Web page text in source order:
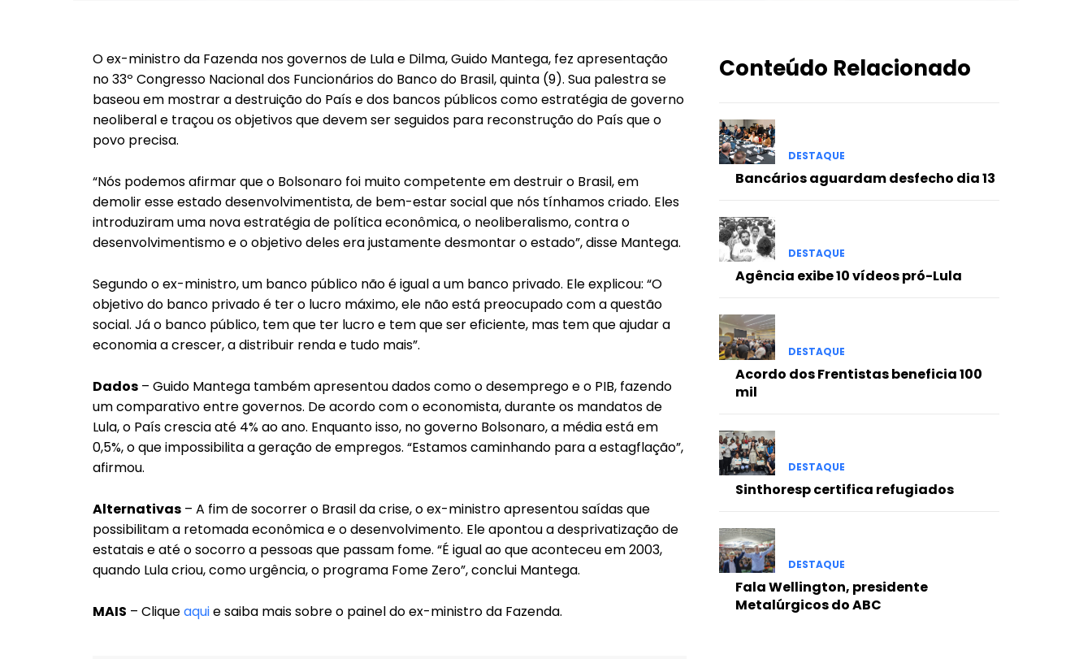
O ex-ministro da Fazenda nos governos de Lula e Dilma, Guido Mantega, fez apresentação
no 33º Congresso Nacional dos Funcionários do Banco do Brasil, quinta (9). Sua palestra se
baseou em mostrar a destruição do País e dos bancos públicos como estratégia de governo
neoliberal e traçou os objetivos que devem ser seguidos para reconstrução do País que o
povo precisa.
“Nós podemos afirmar que o Bolsonaro foi muito competente em destruir o Brasil, em
demolir esse estado desenvolvimentista, de bem-estar social que nós tínhamos criado. Eles
introduziram uma nova estratégia de política econômica, o neoliberalismo, contra o
desenvolvimentismo e o objetivo deles era justamente desmontar o estado”, disse Mantega.
Segundo o ex-ministro, um banco público não é igual a um banco privado. Ele explicou: “O
objetivo do banco privado é ter o lucro máximo, ele não está preocupado com a questão
social. Já o banco público, tem que ter lucro e tem que ser eficiente, mas tem que ajudar a
economia a crescer, a distribuir renda e tudo mais”.
Dados – Guido Mantega também apresentou dados como o desemprego e o PIB, fazendo
um comparativo entre governos. De acordo com o economista, durante os mandatos de
Lula, o País crescia até 4% ao ano. Enquanto isso, no governo Bolsonaro, a média está em
0,5%, o que impossibilita a geração de empregos. “Estamos caminhando para a estagflação”,
afirmou.
Alternativas – A fim de socorrer o Brasil da crise, o ex-ministro apresentou saídas que
possibilitam a retomada econômica e o desenvolvimento. Ele apontou a desprivatização de
estatais e até o socorro a pessoas que passam fome. “É igual ao que aconteceu em 2003,
quando Lula criou, como urgência, o programa Fome Zero”, conclui Mantega.
MAIS – Cliqueaquie saiba mais sobre o painel do ex-ministro da Fazenda.
Conteúdo Relacionado
DESTAQUE
Bancários aguardam desfecho dia 13
DESTAQUE
Agência exibe 10 vídeos pró-Lula
DESTAQUE
Acordo dos Frentistas beneficia 100
mil
DESTAQUE
Sinthoresp certifica refugiados
DESTAQUE
Fala Wellington, presidente
Metalúrgicos do ABC